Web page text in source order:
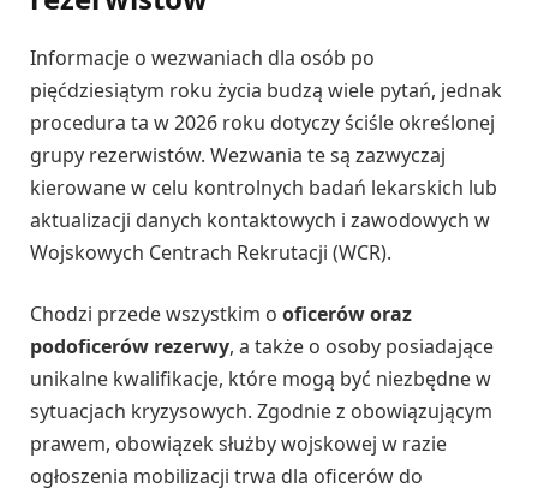
Informacje o wezwaniach dla osób po
pięćdziesiątym roku życia budzą wiele pytań, jednak
procedura ta w 2026 roku dotyczy ściśle określonej
grupy rezerwistów. Wezwania te są zazwyczaj
kierowane w celu kontrolnych badań lekarskich lub
aktualizacji danych kontaktowych i zawodowych w
Wojskowych Centrach Rekrutacji (WCR).
Chodzi przede wszystkim o oficerów oraz
podoficerów rezerwy, a także o osoby posiadające
unikalne kwalifikacje, które mogą być niezbędne w
sytuacjach kryzysowych. Zgodnie z obowiązującym
prawem, obowiązek służby wojskowej w razie
ogłoszenia mobilizacji trwa dla oficerów do